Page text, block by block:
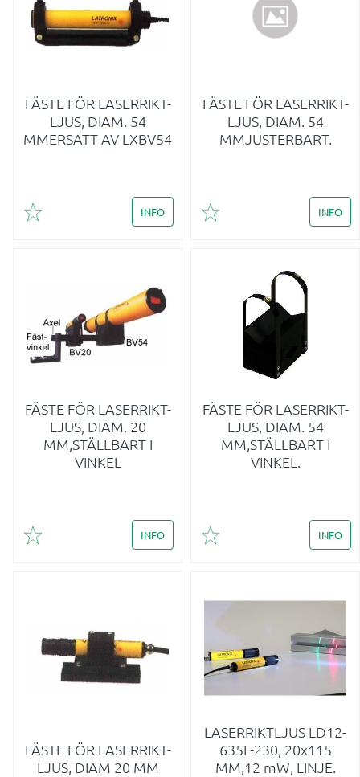
FÄSTE FÖR LASERRIKT-
LJUS, DIAM. 54
MMERSATT AV LXBV54
Lägg till i favoriter
INFO
FÄSTE FÖR LASERRIKT-
LJUS, DIAM. 54
MMJUSTERBART.
Lägg till i favoriter
INFO
FÄSTE FÖR LASERRIKT-
LJUS, DIAM. 20
MM,STÄLLBART I
VINKEL
Lägg till i favoriter
INFO
FÄSTE FÖR LASERRIKT-
LJUS, DIAM. 54
MM,STÄLLBART I
VINKEL.
Lägg till i favoriter
INFO
FÄSTE FÖR LASERRIKT-
LJUS, DIAM 20 MM
LASERRIKTLJUS LD12-
635L-230, 20x115
MM,12 mW, LINJE.